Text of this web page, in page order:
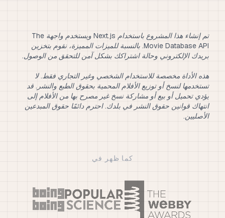
تم إنشاء هذا المشروع باستخدام Next.js ويستخدم واجهة The
Movie Database API. بالنسبة للميزات المميزة، نقوم بتخزين
هذه الأداة مخصصة للاستخدام الشخصي وغير التجاري فقط. لا
تستخدمها لنسخ أو توزيع الأفلام المحمية بحقوق الطبع والنشر. قد
يؤدي تحميل أو بيع أو مشاركة نسخ غير مصرح بها من الأفلام إلى
انتهاك قوانين حقوق النشر في بلدك. احترم دائمًا حقوق المبدعين
الأصليين.
كما ظهر في